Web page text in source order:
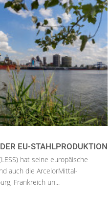
EU-STAHLPRODUKTION
hat seine europäische
auch die ArcelorMittal-
Frankreich un...